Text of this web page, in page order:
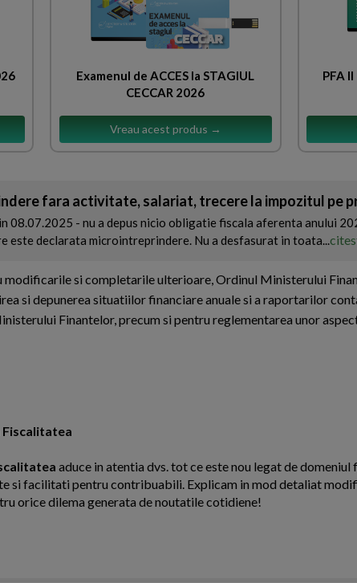
Examenul de ACCES la STAGIUL
CECCAR 2026
Vreau acest produs →
PFA
fara activitate, salariat, trecere la impozitul pe
08.07.2025 - nu a depus nicio obligatie fiscala aferenta anului
este declarata microintreprindere. Nu a desfasurat in toata...
si completarile ulterioare, Ordinul Ministerului
si depunerea situatiilor financiare anuale si a raportarilor
Finantelor, precum si pentru reglementarea unor
Fiscalitatea
aduce in atentia dvs. tot ce este nou legat de
si facilitati pentru contribuabili. Explicam in mod detaliat
orice dilema generata de noutatile cotidiene!